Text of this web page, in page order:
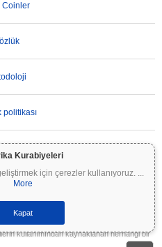
Kurabiyeleri
için çerezler kullanıyoruz. ...
More
Kapat
Coinler
politikası
ve önemli riskler içerir. Yatırımınızın
Coinpaprika üzerindeki tüm bilgiler yalnızca
tavsiyesi niteliği taşımaz. Yatırım
yapın (DYOR) ve nitelikli bir finansal
kullanımından kaynaklanan herhangi bir